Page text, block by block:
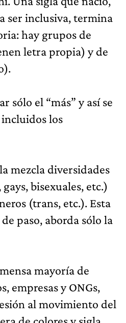
ser inclusiva, termina
hay grupos de
letra propia) y de
sólo el “más” y así se
los
mezcla diversidades
bisexuales, etc.)
(trans, etc.). Esta
paso, aborda sólo la
mayoría de
empresas y ONGs,
al movimiento del